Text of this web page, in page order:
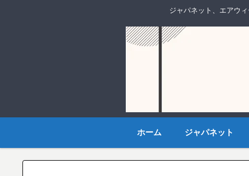
ジャパネット、エアウ
ホーム ジャパネット